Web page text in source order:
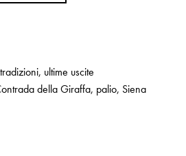
, ultime uscite
della Giraffa, palio, Siena